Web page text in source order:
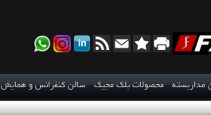
مداربسته محصولات بلک مجیک سالن کنفرانس و همایش